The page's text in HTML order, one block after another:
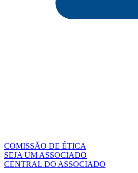
COMISSÃO DE ÉTICA
SEJA UM ASSOCIADO
CENTRAL DO ASSOCIADO